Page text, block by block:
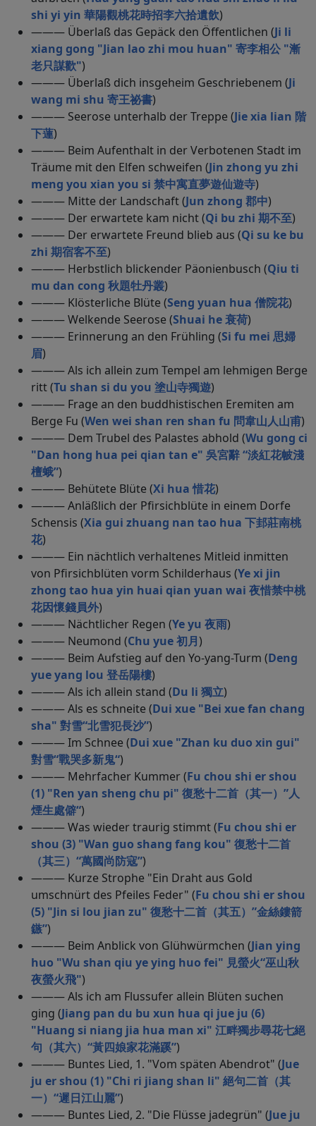
shi yi yin 華陽觀桃花時招李六拾遺飲)
——— Überlaß das Gepäck den Öffentlichen (Ji li
xiang gong "Jian lao zhi mou huan" 寄李相公 "漸
老只謀歡")
——— Überlaß dich insgeheim Geschriebenem (Ji
wang mi shu 寄王祕書)
——— Seerose unterhalb der Treppe (Jie xia lian 階
下蓮)
——— Beim Aufenthalt in der Verbotenen Stadt im
Träume mit den Elfen schweifen (Jin zhong yu zhi
meng you xian you si 禁中寓直夢遊仙遊寺)
——— Mitte der Landschaft (Jun zhong 郡中)
——— Der erwartete kam nicht (Qi bu zhi 期不至)
——— Der erwartete Freund blieb aus (Qi su ke bu
zhi 期宿客不至)
——— Herbstlich blickender Päonienbusch (Qiu ti
mu dan cong 秋題牡丹叢)
——— Klösterliche Blüte (Seng yuan hua 僧院花)
——— Welkende Seerose (Shuai he 衰荷)
——— Erinnerung an den Frühling (Si fu mei 思婦
眉)
——— Als ich allein zum Tempel am lehmigen Berge
ritt (Tu shan si du you 塗山寺獨遊)
——— Frage an den buddhistischen Eremiten am
Berge Fu (Wen wei shan ren shan fu 問韋山人山甫)
——— Dem Trubel des Palastes abhold (Wu gong ci
"Dan hong hua pei qian tan e" 吳宮辭 “淡紅花帔淺
檀蛾”)
——— Behütete Blüte (Xi hua 惜花)
——— Anläßlich der Pfirsichblüte in einem Dorfe
Schensis (Xia gui zhuang nan tao hua 下邽莊南桃
花)
——— Ein nächtlich verhaltenes Mitleid inmitten
von Pfirsichblüten vorm Schilderhaus (Ye xi jin
zhong tao hua yin huai qian yuan wai 夜惜禁中桃
花因懷錢員外)
——— Nächtlicher Regen (Ye yu 夜雨)
——— Neumond (Chu yue 初月)
——— Beim Aufstieg auf den Yo-yang-Turm (Deng
yue yang lou 登岳陽樓)
——— Als ich allein stand (Du li 獨立)
——— Als es schneite (Dui xue "Bei xue fan chang
sha" 對雪“北雪犯長沙”)
——— Im Schnee (Dui xue "Zhan ku duo xin gui"
對雪“戰哭多新鬼“)
——— Mehrfacher Kummer (Fu chou shi er shou
(1) "Ren yan sheng chu pi" 復愁十二首（其一）”人
煙生處僻“)
——— Was wieder traurig stimmt (Fu chou shi er
shou (3) "Wan guo shang fang kou" 復愁十二首
（其三）“萬國尚防寇”)
——— Kurze Strophe "Ein Draht aus Gold
umschnürt des Pfeiles Feder" (Fu chou shi er shou
(5) "Jin si lou jian zu" 復愁十二首（其五）”金絲鏤箭
鏃”)
——— Beim Anblick von Glühwürmchen (Jian ying
huo "Wu shan qiu ye ying huo fei" 見螢火“巫山秋
夜螢火飛")
——— Als ich am Flussufer allein Blüten suchen
ging (Jiang pan du bu xun hua qi jue ju (6)
"Huang si niang jia hua man xi" 江畔獨步尋花七絕
句（其六）“黃四娘家花滿蹊”)
——— Buntes Lied, 1. "Vom späten Abendrot" (Jue
ju er shou (1) "Chi ri jiang shan li" 絕句二首（其
一）“遲日江山麗”)
——— Buntes Lied, 2. "Die Flüsse jadegrün" (Jue ju